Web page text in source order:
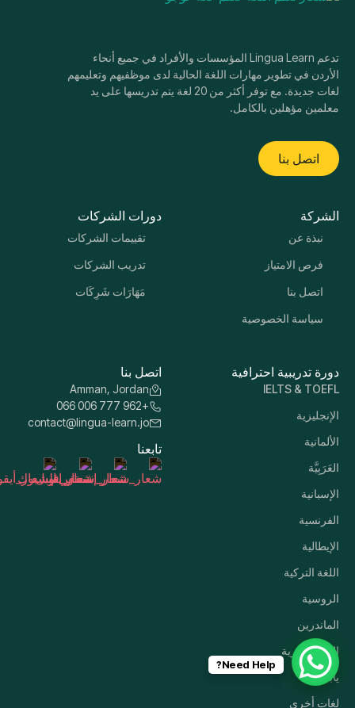
تدعم Lingua Learn المؤسسات والأفراد في جميع أنحاء
الأردن في تطوير مهارات اللغة الحالية لدى موظفيهم وتعليمهم
لغات جديدة. مع توفر أكثر من 20 لغة يتم تدريسها على يد
معلمين مؤهلين بالكامل.
اتصل بنا
الشركة
نبذة عن
فرص الامتياز
اتصل بنا
سياسة الخصوصية
دورات الشركات
تقييمات الشركات
تدريب الشركات
مَهَارَات شَرِكَات
دورة تدريبية احترافية
IELTS & TOEFL
الإنجليزية
الألمانية
العَرَبِيَّة
الإسبانية
الفرنسية
الإيطالية
اللغة التركية
الروسية
الماندرين
اللغة الكورية
ياباني
لغات أخرى
اتصل بنا
Amman, Jordan
+962 777 006 066
contact@lingua-learn.jo
تابعنا
Need Help?